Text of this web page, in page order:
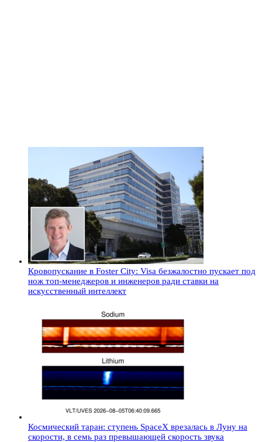
Кровопускание в Foster City: Visa безжалостно пускает под
нож топ-менеджеров и инженеров ради ставки на
искусственный интеллект
Космический таран: ступень SpaceX врезалась в Луну на
скорости, в семь раз превышающей скорость звука